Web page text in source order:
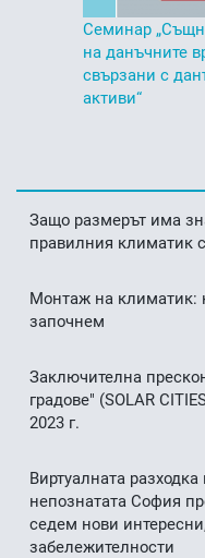
Семинар
на данъчните
свързани с
активи“
Защо размерът има
правилния климатик
Монтаж на климатик:
започнем
Заключителна
градове" (SOLAR
2023 г.
Виртуалната
непознатата София
седем нови
забележителности